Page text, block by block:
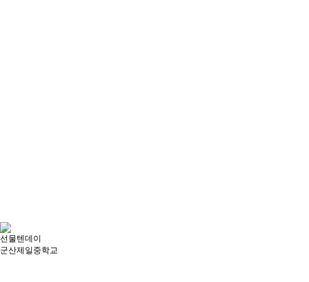
선물텐데이
군산제일중학교